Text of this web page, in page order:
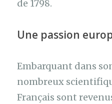
de 1798.
Une passion
Embarquant dans
nombreux
Français sont